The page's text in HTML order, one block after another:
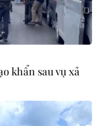
khẩn sau vụ xả